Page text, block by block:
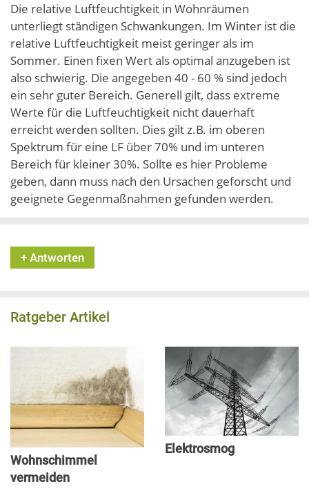
Die relative Luftfeuchtigkeit in Wohnräumen
unterliegt ständigen Schwankungen. Im Winter ist die
relative Luftfeuchtigkeit meist geringer als im
Sommer. Einen fixen Wert als optimal anzugeben ist
also schwierig. Die angegeben 40 - 60 % sind jedoch
ein sehr guter Bereich. Generell gilt, dass extreme
Werte für die Luftfeuchtigkeit nicht dauerhaft
erreicht werden sollten. Dies gilt z.B. im oberen
Spektrum für eine LF über 70% und im unteren
Bereich für kleiner 30%. Sollte es hier Probleme
geben, dann muss nach den Ursachen geforscht und
geeignete Gegenmaßnahmen gefunden werden.
+ Antworten
Ratgeber Artikel
Wohnschimmel
vermeiden
Elektrosmog